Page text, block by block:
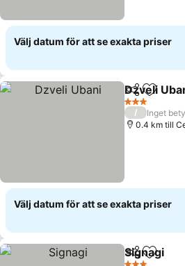
Välj datum för att se exakta priser
Dela Lägg
Dzveli
3 Stjärnor
/
Inget
0.4 km till
Välj datum för att se exakta priser
Dela Lägg
Signagi